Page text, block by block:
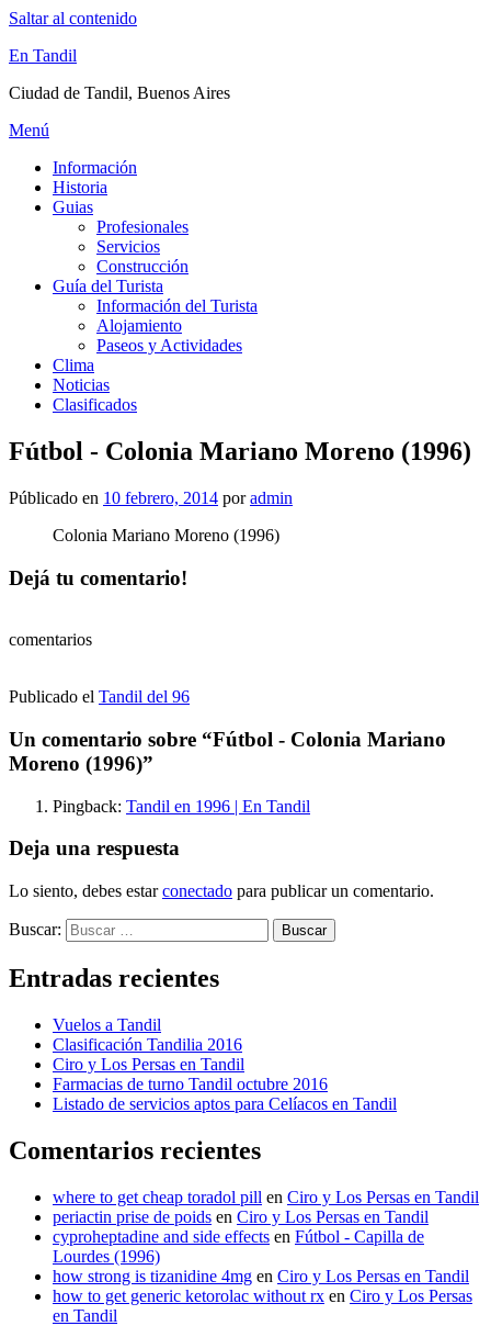
Saltar al contenido
En Tandil
Ciudad de Tandil, Buenos Aires
Menú
Información
Historia
Guias
Profesionales
Servicios
Construcción
Guía del Turista
Información del Turista
Alojamiento
Paseos y Actividades
Clima
Noticias
Clasificados
Fútbol - Colonia Mariano Moreno (1996)
Públicado en 10 febrero, 2014 poradmin
Colonia Mariano Moreno (1996)
Dejá tu comentario!
comentarios
Publicado el Tandil del 96
Un comentario sobre “Fútbol - Colonia Mariano
Moreno (1996)”
Pingback: Tandil en 1996 | En Tandil
Deja una respuesta
Lo siento, debes estarconectado para publicar un comentario.
Buscar:
Entradas recientes
Vuelos a Tandil
Clasificación Tandilia 2016
Ciro y Los Persas en Tandil
Farmacias de turno Tandil octubre 2016
Listado de servicios aptos para Celíacos en Tandil
Comentarios recientes
where to get cheap toradol pill en Ciro y Los Persas en Tandil
periactin prise de poids en Ciro y Los Persas en Tandil
cyproheptadine and side effects en Fútbol - Capilla de
Lourdes (1996)
how strong is tizanidine 4mg en Ciro y Los Persas en Tandil
how to get generic ketorolac without rx en Ciro y Los Persas
en Tandil